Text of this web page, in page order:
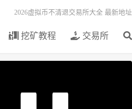
挖矿教程 交易所
2026虚拟币不清退交易所大全 最新地址